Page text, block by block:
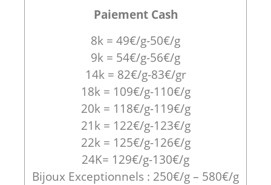
Paiement Cash
8k = 49€/g-50€/g
9k = 54€/g-56€/g
14k = 82€/g-83€/gr
18k = 109€/g-110€/g
20k = 118€/g-119€/g
21k = 122€/g-123€/g
22k = 125€/g-126€/g
24K= 129€/g-130€/g
Bijoux Exceptionnels : 250€/g – 580€/g